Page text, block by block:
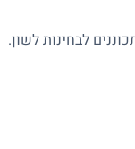
לבחינות לשון.